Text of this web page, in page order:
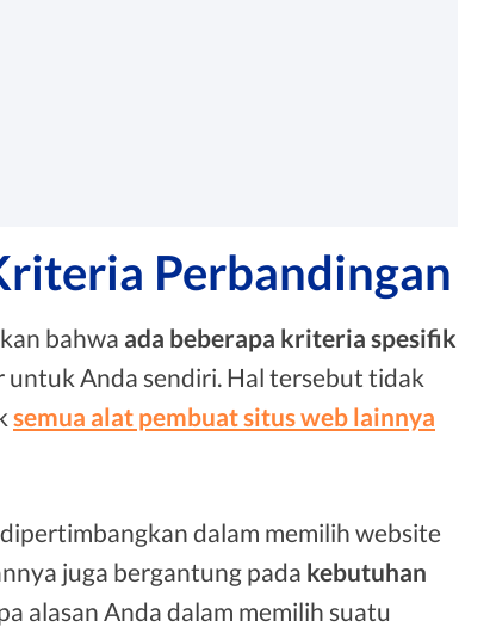
Perbandingan
bahwa ada beberapa kriteria spesifik
Anda sendiri. Hal tersebut tidak
semua alat pembuat situs web lainnya
dalam memilih website
juga bergantung pada kebutuhan
alasan Anda dalam memilih suatu